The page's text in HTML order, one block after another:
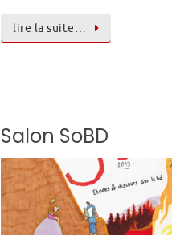
lire la suite…
Salon SoBD